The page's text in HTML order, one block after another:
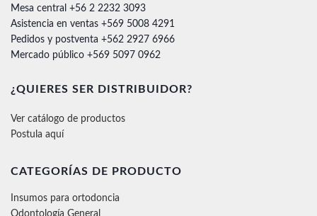
Mesa central +56 2 2232 3093
Asistencia en ventas +569 5008 4291
Pedidos y postventa +562 2927 6966
Mercado público +569 5097 0962
¿QUIERES SER DISTRIBUIDOR?
Ver catálogo de productos
Postula aquí
CATEGORÍAS DE PRODUCTO
Insumos para ortodoncia
Odontología General